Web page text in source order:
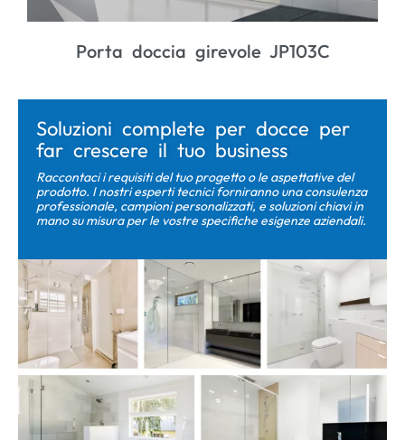
girevole JP103C JL102
Soluzioni complete per docce per
far crescere il tuo business
Raccontaci i requisiti del tuo progetto o le aspettative del
prodotto. I nostri esperti tecnici forniranno una consulenza
professionale, campioni personalizzati, e soluzioni chiavi in ​​
mano su misura per le vostre specifiche esigenze aziendali.